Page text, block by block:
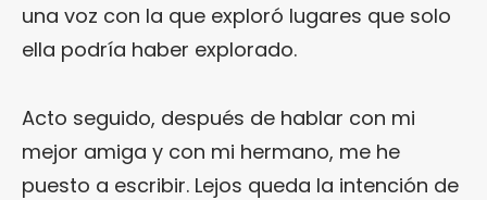
una voz con la que exploró lugares que solo
ella podría haber explorado.
Acto seguido, después de hablar con mi
mejor amiga y con mi hermano, me he
puesto a escribir. Lejos queda la intención de